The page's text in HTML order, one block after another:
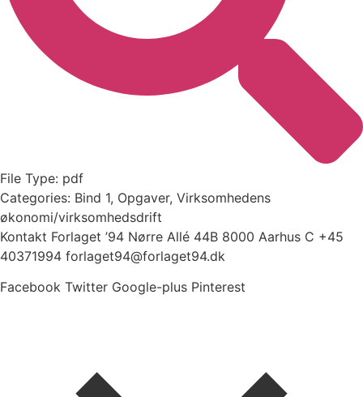
File Type: pdf
Categories: Bind 1, Opgaver, Virksomhedens
økonomi/virksomhedsdrift
Kontakt Forlaget ’94 Nørre Allé 44B 8000 Aarhus C +45
40371994 forlaget94@forlaget94.dk
Facebook Twitter Google-plus Pinterest